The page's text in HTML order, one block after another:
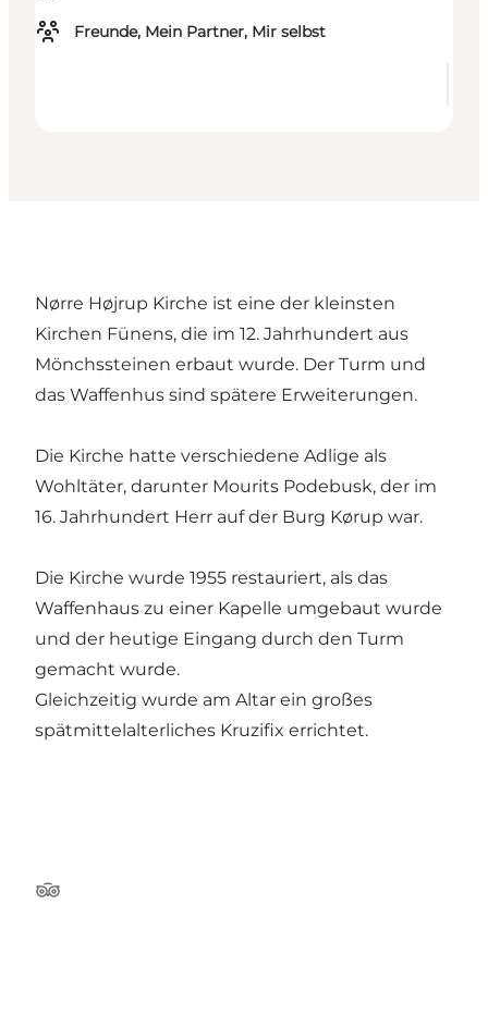
Freunde, Mein Partner, Mir selbst
Nørre Højrup Kirche ist eine der kleinsten
Kirchen Fünens, die im 12. Jahrhundert aus
Mönchssteinen erbaut wurde. Der Turm und
das Waffenhus sind spätere Erweiterungen.
Die Kirche hatte verschiedene Adlige als
Wohltäter, darunter Mourits Podebusk, der im
16. Jahrhundert Herr auf der Burg Kørup war.
Die Kirche wurde 1955 restauriert, als das
Waffenhaus zu einer Kapelle umgebaut wurde
und der heutige Eingang durch den Turm
gemacht wurde.
Gleichzeitig wurde am Altar ein großes
spätmittelalterliches Kruzifix errichtet.
Tripadvisor